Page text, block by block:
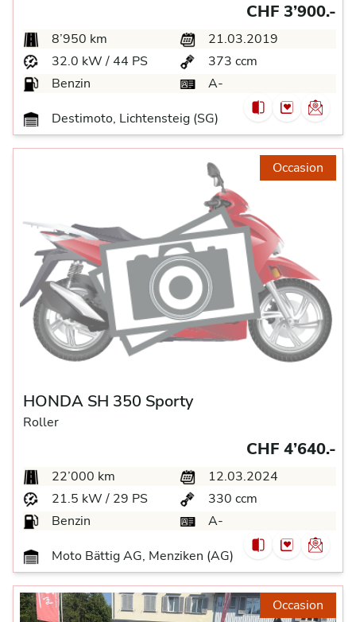
CHF 3’900.-
8’950 km
21.03.2019
32.0 kW / 44 PS
373 ccm
Benzin
A-
Destimoto, Lichtensteig (SG)
Occasion
HONDA SH 350 Sporty
Roller
CHF 4’640.-
22’000 km
12.03.2024
21.5 kW / 29 PS
330 ccm
Benzin
A-
Moto Bättig AG, Menziken (AG)
Occasion